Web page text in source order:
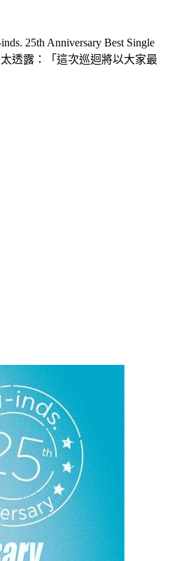
25th Anniversary Best Single
透露：「這次巡迴將以大家最